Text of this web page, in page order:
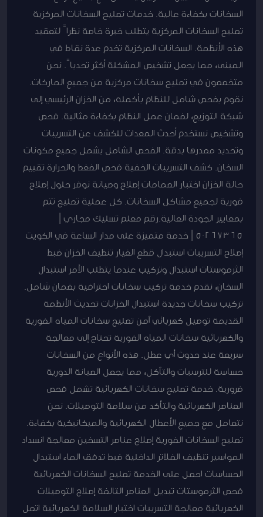
السخانات بكفاءة عالية. خدمات تصليح السخانات المركزية
تصليح السخانات المركزية يتطلب خبرة خاصة نظراً لتعقيد
هذه الأنظمة. السخانات المركزية تخدم عدة نقاط في
المبنى، مما يجعل تشخيص المشكلة أكثر تحدياً. نحن
متخصصون في تصليح سخانات مركزية من جميع الماركات.
نقوم بفحص شامل للنظام بأكمله، من الخزان الرئيسي إلى
شبكة التوزيع، لضمان عمل النظام بكفاءة مثالية. فحص
وتشخيص نستخدم أحدث المعدات للكشف عن التسريبات
وتحديد مصدرها بدقة. الفحص الشامل يشمل جميع مكونات
السخان. كشف التسريبات الخفية فحص الضغط والحرارة تقييم
حالة الخزان اختبار الصمامات إصلاح وصيانة نوفر حلول إصلاح
فورية لجميع مشاكل السخانات. كل عملية تصليح تتم
بمعايير الجودة العالية.رقم معلم تسليك مجاري |
50267365 | خدمة متميزة على مدار الساعة في الكويت
إصلاح التسريبات استبدال قطع الغيار تنظيف الخزان ضبط
الثرموستات استبدال وتركيب عندما يتطلب الأمر استبدال
السخان، نقدم خدمة تركيب سخانات احترافية بضمان شامل.
تركيب سخانات جديدة استبدال الخزانات تحديث الأنظمة
القديمة توصيل كهربائي آمن تصليح سخانات المياه الفورية
والكهربائية سخانات المياه الفورية تحتاج إلى معالجة
سريعة عند حدوث أي عطل. هذه الأنواع من السخانات
حساسة للترسبات والتآكل، مما يجعل الصيانة الدورية
ضرورية. خدمة تصليح سخانات الكهربائية تشمل فحص
العناصر الكهربائية والتأكد من سلامة التوصيلات. نحن
نتعامل مع جميع الأعطال الكهربائية والميكانيكية بكفاءة.
تصليح السخانات الفورية إصلاح عناصر التسخين معالجة انسداد
المواسير تنظيف الفلاتر الداخلية ضبط تدفق الماء استبدال
الحساسات احصل على الخدمة تصليح السخانات الكهربائية
فحص الثرموستات تبديل العناصر التالفة إصلاح التوصيلات
الكهربائية معالجة التسريبات اختبار السلامة الكهربائية اتصل